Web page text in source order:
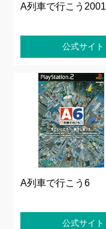
A列車で行こう2001
公式サイト
A列車で行こう6
公式サイト